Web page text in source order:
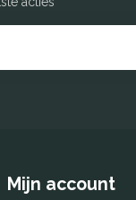
Mijn account